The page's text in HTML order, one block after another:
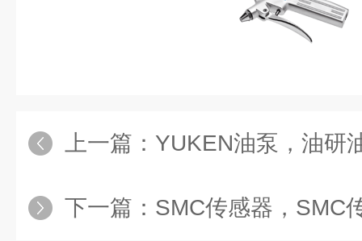
上一篇： YUKEN油泵，油研油
下一篇： SMC传感器，SMC